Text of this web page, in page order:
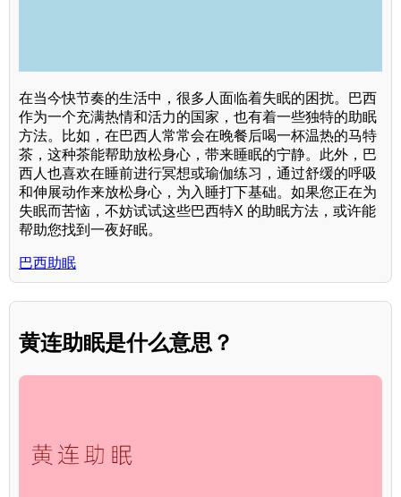
在当今快节奏的生活中，很多人面临着失眠的困扰。巴西
作为一个充满热情和活力的国家，也有着一些独特的助眠
方法。比如，在巴西人常常会在晚餐后喝一杯温热的马特
茶，这种茶能帮助放松身心，带来睡眠的宁静。此外，巴
西人也喜欢在睡前进行冥想或瑜伽练习，通过舒缓的呼吸
和伸展动作来放松身心，为入睡打下基础。如果您正在为
失眠而苦恼，不妨试试这些巴西特X 的助眠方法，或许能
帮助您找到一夜好眠。
巴西助眠
黄连助眠是什么意思？